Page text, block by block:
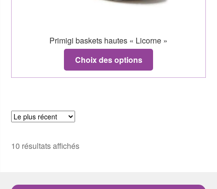
Primigi baskets hautes « Licorne »
Choix des options
10 résultats affichés